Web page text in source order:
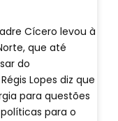
Cícero levou à
que até
do
Lopes diz que
para questões
para o